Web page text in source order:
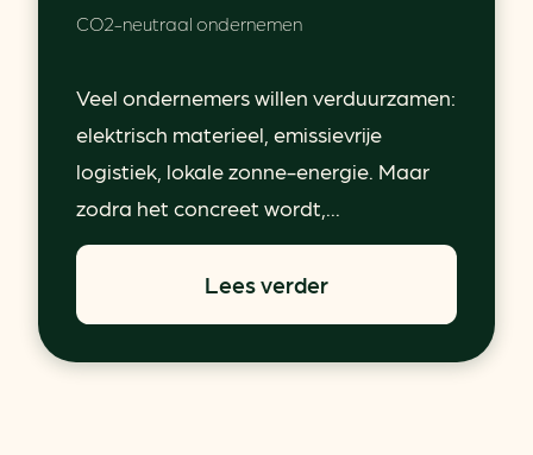
CO2-neutraal ondernemen
Veel ondernemers willen verduurzamen:
elektrisch materieel, emissievrije
logistiek, lokale zonne-energie. Maar
zodra het concreet wordt,...
Lees verder